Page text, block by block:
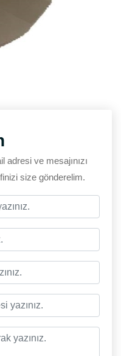
adresi ve mesajınızı
size gönderelim.